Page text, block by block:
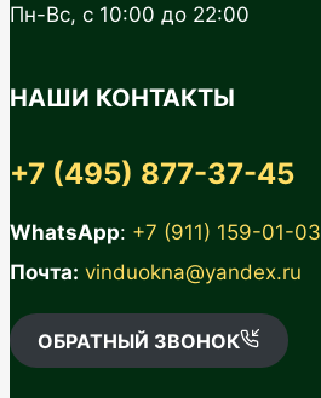
Пн-Вс, с 10:00 до 22:00
НАШИ КОНТАКТЫ
+7 (495) 877-37-45
WhatsApp: +7 (911) 159-01-03
Почта: vinduokna@yandex.ru
ОБРАТНЫЙ ЗВОНОК